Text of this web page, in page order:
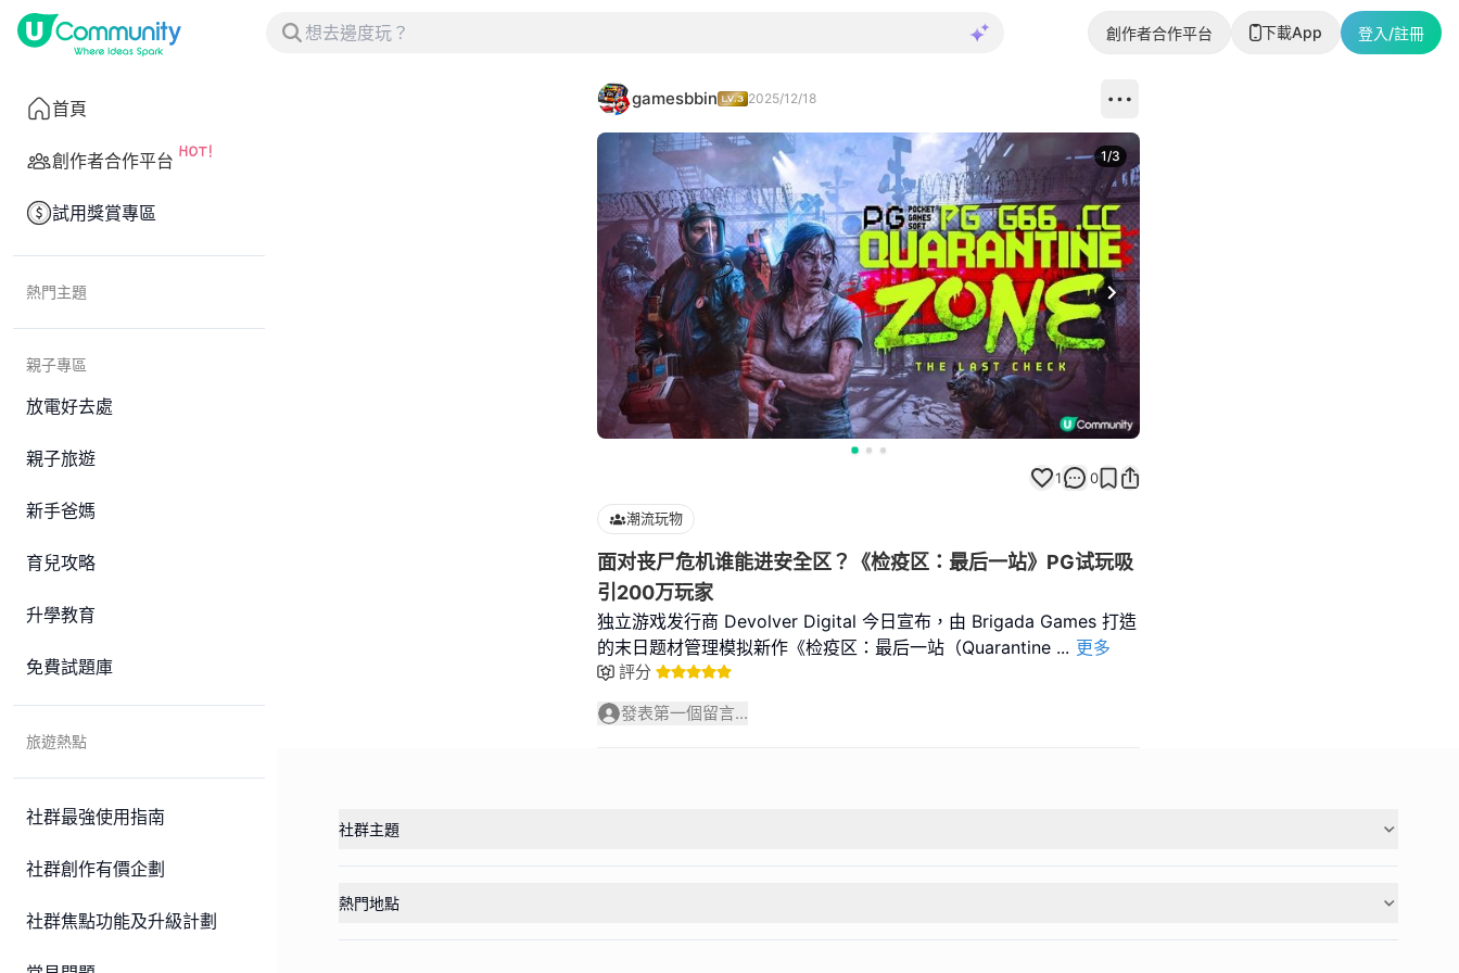
創作者合作平台 下載App 登入/註冊
首頁
創作者合作平台
試用獎賞專區
熱門主題
親子專區
放電好去處
親子旅遊
新手爸媽
育兒攻略
升學教育
免費試題庫
旅遊熱點
社群最強使用指南
社群創作有價企劃
社群焦點功能及升級計劃
gamesbbin 2025/12/18
Next slide
1/3
1 0
潮流玩物
面对丧尸危机谁能进安全区？《检疫区：最后一站》PG试玩吸
引200万玩家
独立游戏发行商 Devolver Digital 今日宣布，由 Brigada Games 打造
的末日题材管理模拟新作《检疫区：最后一站（Quarantine ... 更多
評分
發表第一個留言...
社群主題
熱門地點